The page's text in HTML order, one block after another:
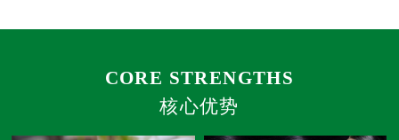
CORE STRENGTHS
核心优势